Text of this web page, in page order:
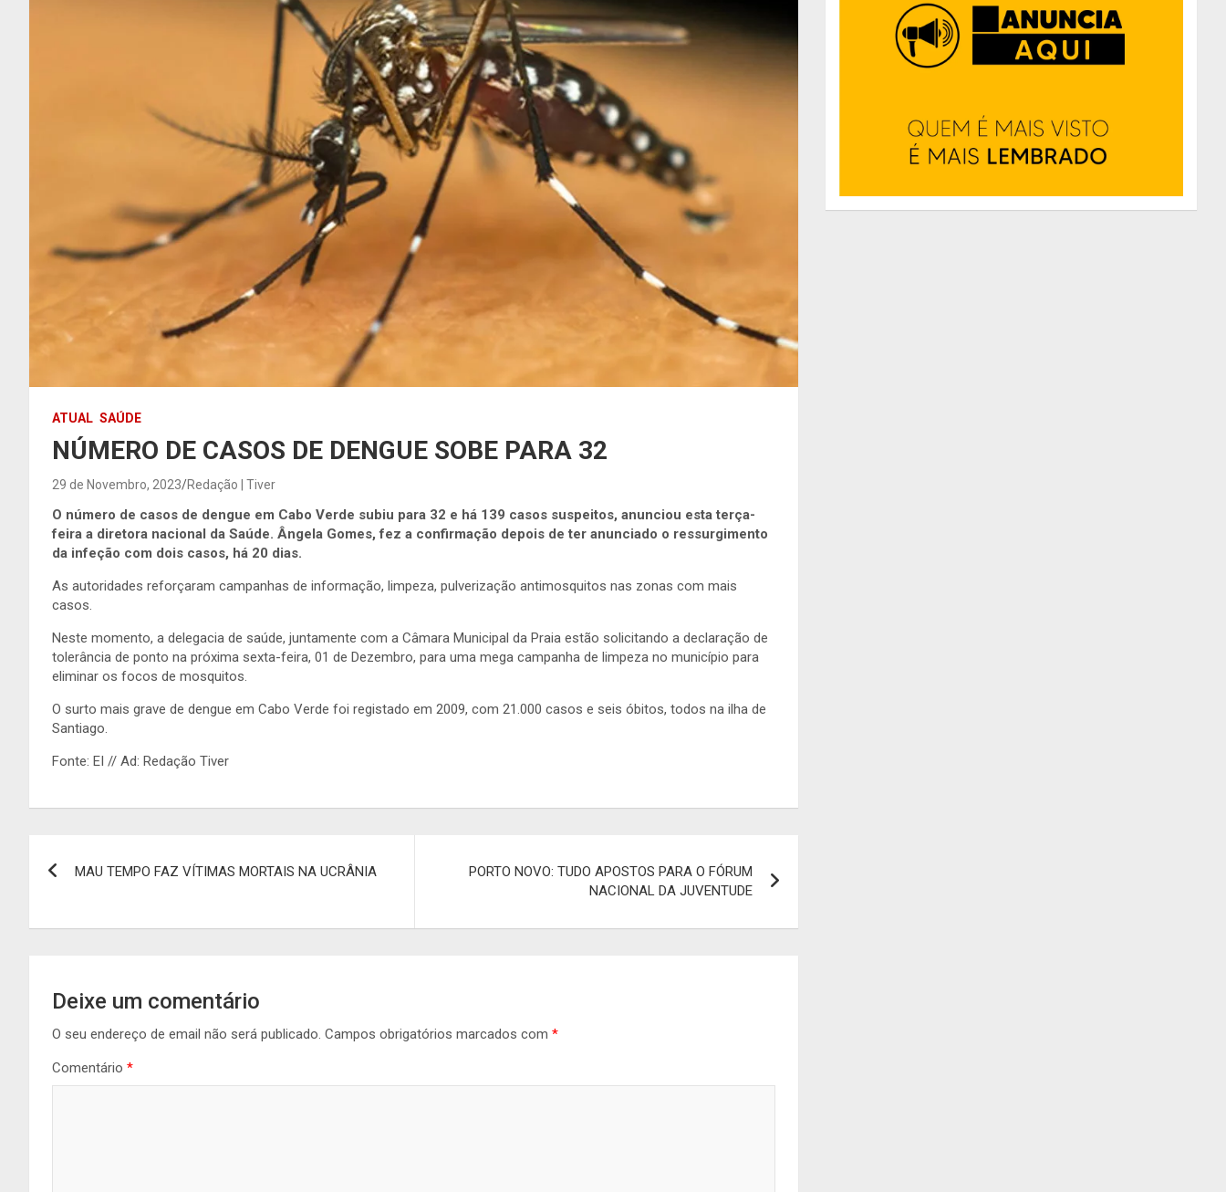
ATUAL SAÚDE
NÚMERO DE CASOS DE DENGUE SOBE PARA 32
29 de Novembro, 2023 Redação | Tiver
O número de casos de dengue em Cabo Verde subiu para 32 e há 139 casos suspeitos, anunciou esta terça-
feira a diretora nacional da Saúde. Ângela Gomes, fez a confirmação depois de ter anunciado o ressurgimento
da infeção com dois casos, há 20 dias.
As autoridades reforçaram campanhas de informação, limpeza, pulverização antimosquitos nas zonas com mais
casos.
Neste momento, a delegacia de saúde, juntamente com a Câmara Municipal da Praia estão solicitando a declaração de
tolerância de ponto na próxima sexta-feira, 01 de Dezembro, para uma mega campanha de limpeza no município para
eliminar os focos de mosquitos.
O surto mais grave de dengue em Cabo Verde foi registado em 2009, com 21.000 casos e seis óbitos, todos na ilha de
Santiago.
Fonte: EI // Ad: Redação Tiver
artigos
MAU TEMPO FAZ VÍTIMAS MORTAIS NA UCRÂNIA
PORTO NOVO: TUDO APOSTOS PARA O FÓRUM
NACIONAL DA JUVENTUDE
Deixe um comentário
O seu endereço de email não será publicado. Campos obrigatórios marcados com *
Comentário *